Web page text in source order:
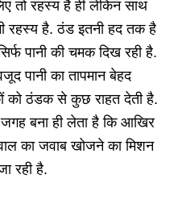
तो रहस्य है ही लेकिन साथ
रहस्य है. ठंड इतनी हद तक है
पानी की चमक दिख रही है.
पानी का तापमान बेहद
को ठंडक से कुछ राहत देती है.
बना ही लेता है कि आखिर
का जवाब खोजने का मिशन
रही है.